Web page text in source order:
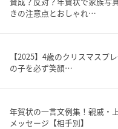
きの注意点とおしゃれ…
【2025】4歳のクリスマスプ
の子を必ず笑顔…
年賀状の一言文例集！親戚・
メッセージ【相手別】